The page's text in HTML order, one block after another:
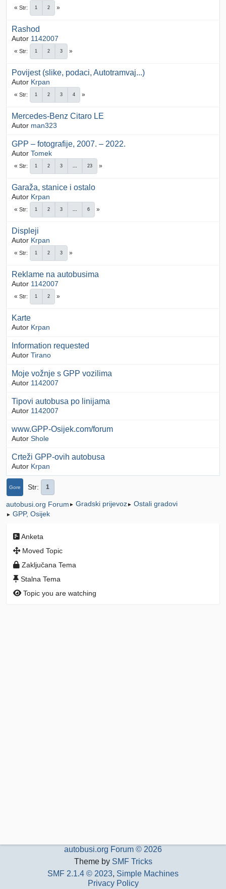
Str 1 2
Rashod
Autor 1142007
Str 1 2 3
Povijest (slike, podaci, Autotramvaj...)
Autor Krpan
Str 1 2 3 4
Mercedes-Benz Citaro LE
Autor man323
GPP – fotografije, 2007. – 2022.
Autor Tomek
Str 1 2 3 ... 23
Garaža, stanice i ostalo
Autor Krpan
Str 1 2 3 ... 6
Displeji
Autor Krpan
Str 1 2 3
Reklame na autobusima
Autor 1142007
Str 1 2
Karte
Autor Krpan
Information requested
Autor Tirano
Moje vožnje s GPP vozilima
Autor 1142007
Tipovi autobusa po linijama
Autor 1142007
www.GPP-Osijek.com/forum
Autor Shole
Crteži GPP-ovih autobusa
Autor Krpan
Gore Str 1
autobusi.org Forum ► Gradski prijevoz► Ostali gradovi
► GPP, Osijek
Anketa
Moved Topic
Zaključana Tema
Stalna Tema
Topic you are watching
autobusi.org Forum © 2026
Theme by SMF Tricks
SMF 2.1.4 © 2023, Simple Machines
Privacy Policy